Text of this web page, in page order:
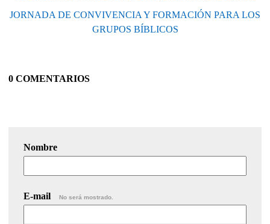
JORNADA DE CONVIVENCIA Y FORMACIÓN PARA LOS
GRUPOS BÍBLICOS
0 COMENTARIOS
Nombre
E-mail No será mostrado.